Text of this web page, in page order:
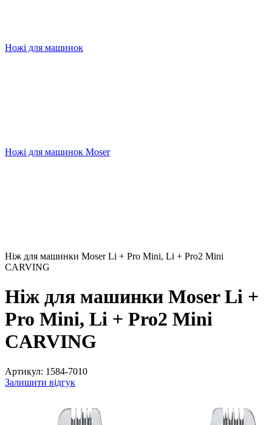
Ножі для машинок
Ножі для машинок Moser
Ніж для машинки Moser Li + Pro Mini, Li + Pro2 Mini
CARVING
Ніж для машинки Moser Li +
Pro Mini, Li + Pro2 Mini
CARVING
Артикул: 1584-7010
Залишити відгук